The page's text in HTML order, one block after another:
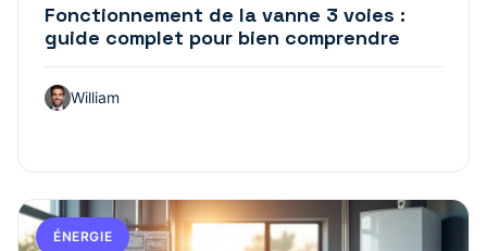
Fonctionnement de la vanne 3 voies :
guide complet pour bien comprendre
William
ÉNERGIE